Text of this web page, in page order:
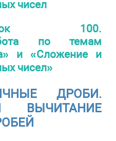
чисел
100.
по темам
и «Сложение и
чисел»
ДРОБИ.
ВЫЧИТАНИЕ